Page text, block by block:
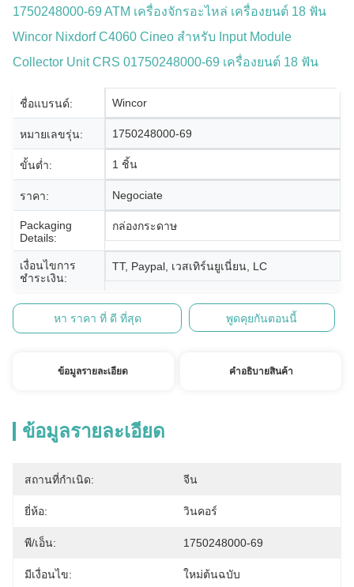
1750248000-69 ATM เครื่องจักรอะไหล่ เครื่องยนต์ 18 ฟัน
Wincor Nixdorf C4060 Cineo สําหรับ Input Module
Collector Unit CRS 01750248000-69 เครื่องยนต์ 18 ฟัน
ชื่อแบรนด์: Wincor
หมายเลขรุ่น: 1750248000-69
ขั้นต่ำ: 1 ชิ้น
ราคา: Negociate
Packaging
Details:
กล่องกระดาษ
เงื่อนไขการ
ชำระเงิน:
TT, Paypal, เวสเทิร์นยูเนี่ยน, LC
หา ราคา ที่ ดี ที่สุด พูดคุยกันตอนนี้
ข้อมูลรายละเอียด คําอธิบายสินค้า
ข้อมูลรายละเอียด
สถานที่กำเนิด: จีน
ยี่ห้อ: วินคอร์
พี/เอ็น: 1750248000-69
มีเงื่อนไข: ใหม่ต้นฉบับ